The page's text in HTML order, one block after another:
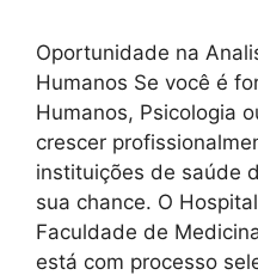
Oportunidade na
Humanos Se você é
Humanos, Psicologia
crescer
instituições de saúde
sua chance. O
Faculdade de
está com processo